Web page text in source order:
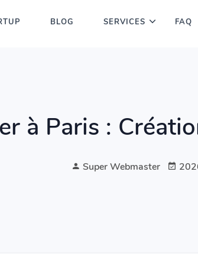
BLOG SERVICES FAQ
à Paris :
Super Webmaster